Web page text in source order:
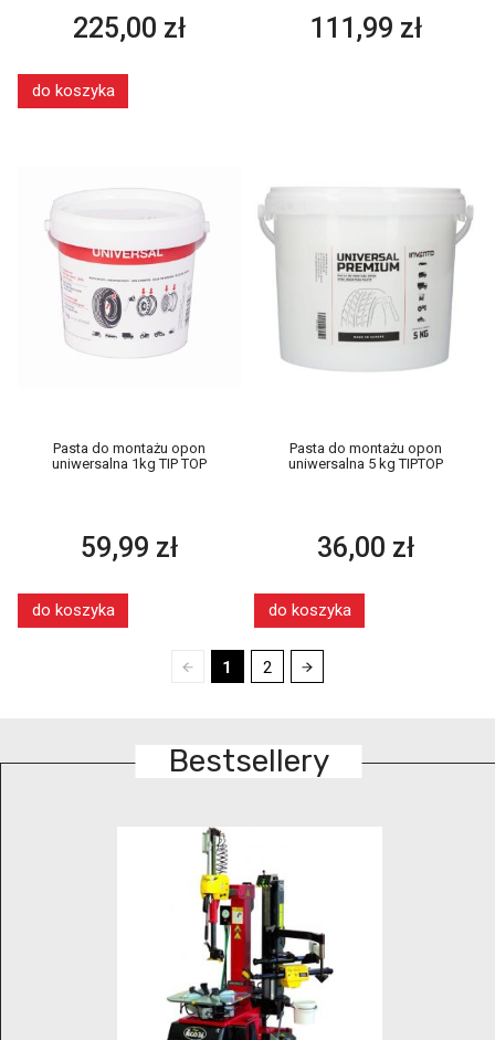
225,00 zł
do koszyka
111,99 zł
Pasta do montażu opon
uniwersalna 1kg TIP TOP
59,99 zł
do koszyka
Pasta do montażu opon
uniwersalna 5 kg TIPTOP
36,00 zł
do koszyka
1 2
Bestsellery